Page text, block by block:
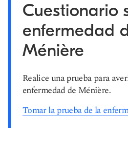
Cuestionario
enfermedad
Ménière
Realice una prueba para
enfermedad de Ménière.
Tomar la prueba de la